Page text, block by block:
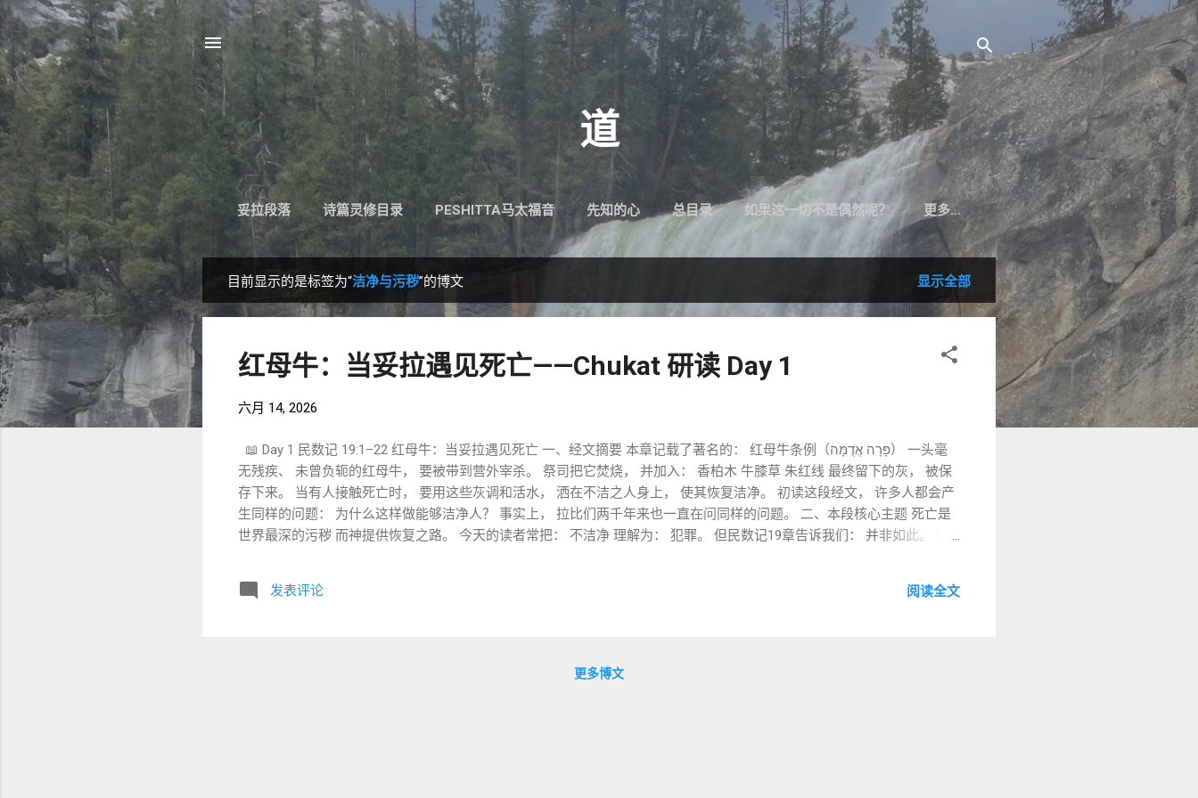
跳至主要内容
道
妥拉段落 诗篇灵修目录 PESHITTA马太福音 先知的心 总目录 如果这一切不是偶然呢？ 更多…
文
目前显示的是标签为“洁净与污秽”的博文 显示全部
红母牛：当妥拉遇见死亡——Chukat 研读 Day 1
六月 14, 2026
📖 Day 1 民数记 19:1–22 红母牛：当妥拉遇见死亡 一、经文摘要 本章记载了著名的： 红母牛条例（פָּרָה אֲדֻמָּה） 一头毫
无残疾、 未曾负轭的红母牛， 要被带到营外宰杀。 祭司把它焚烧， 并加入： 香柏木 牛膝草 朱红线 最终留下的灰， 被保
存下来。 当有人接触死亡时， 要用这些灰调和活水， 洒在不洁之人身上， 使其恢复洁净。 初读这段经文， 许多人都会产
生同样的问题： 为什么这样做能够洁净人？ 事实上， 拉比们两千年来也一直在问同样的问题。 二、本段核心主题 死亡是
世界最深的污秽 而神提供恢复之路。 今天的读者常把： 不洁净 理解为： 犯罪。 但民数记19章告诉我们： 并非如此。 接
妥拉的律例。” 这也是本周 Torah Portion 名称来源。 词根： חקק 刻下、 设定、 规定。 与： מִשְׁפָּט (mishpat-审判，公正)
法进入圣洁空间。 LXX： ἀκάθαρτος 第二圣殿时期， 犹太人对此十分敏感。 因为： 不洁净意味着无法进入圣殿敬拜。 3️⃣
发表评论 阅读全文
更多博文